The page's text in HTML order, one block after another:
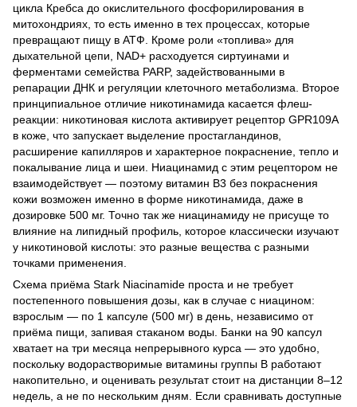
цикла Кребса до окислительного фосфорилирования в
митохондриях, то есть именно в тех процессах, которые
превращают пищу в АТФ. Кроме роли «топлива» для
дыхательной цепи, NAD+ расходуется сиртуинами и
ферментами семейства PARP, задействованными в
репарации ДНК и регуляции клеточного метаболизма. Второе
принципиальное отличие никотинамида касается флеш-
реакции: никотиновая кислота активирует рецептор GPR109A
в коже, что запускает выделение простагландинов,
расширение капилляров и характерное покраснение, тепло и
покалывание лица и шеи. Ниацинамид с этим рецептором не
взаимодействует — поэтому витамин B3 без покраснения
кожи возможен именно в форме никотинамида, даже в
дозировке 500 мг. Точно так же ниацинамиду не присуще то
влияние на липидный профиль, которое классически изучают
у никотиновой кислоты: это разные вещества с разными
точками применения.
Схема приёма Stark Niacinamide проста и не требует
постепенного повышения дозы, как в случае с ниацином:
взрослым — по 1 капсуле (500 мг) в день, независимо от
приёма пищи, запивая стаканом воды. Банки на 90 капсул
хватает на три месяца непрерывного курса — это удобно,
поскольку водорастворимые витамины группы B работают
накопительно, и оценивать результат стоит на дистанции 8–12
недель, а не по нескольким дням. Если сравнивать доступные